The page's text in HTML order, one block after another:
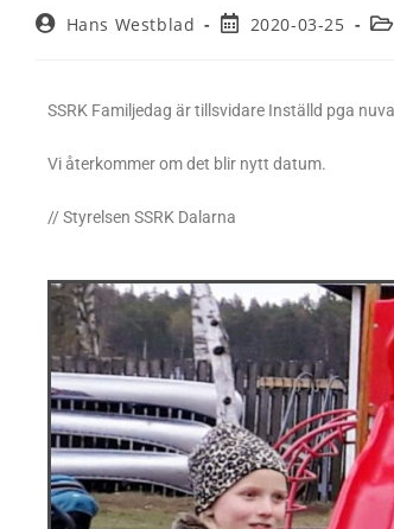
Hans Westblad 2020-03-25
SSRK Familjedag är tillsvidare Inställd pga
Vi återkommer om det blir nytt datum.
// Styrelsen SSRK Dalarna